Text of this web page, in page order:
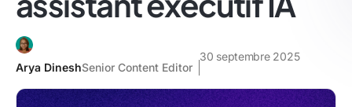
Arya DineshSenior Content Editor
30 septembre 2025